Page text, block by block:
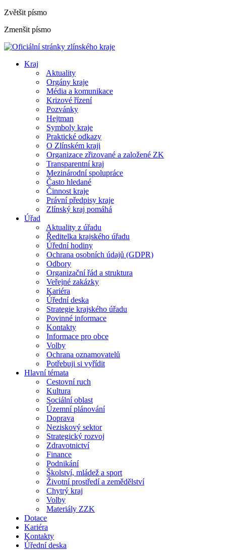
Zvětšit písmo
Zmenšit písmo
Kraj
Aktuality
Orgány kraje
Média a komunikace
Krizové řízení
Pozvánky
Hejtman
Symboly kraje
Praktické odkazy
O Zlínském kraji
Organizace zřizované a založené ZK
Transparentní kraj
Mezinárodní spolupráce
Často hledané
Činnost kraje
Právní předpisy kraje
Zlínský kraj pomáhá
Úřad
Aktuality z úřadu
Ředitelka krajského úřadu
Úřední hodiny
Ochrana osobních údajů (GDPR)
Odbory
Organizační řád a struktura
Veřejné zakázky
Kariéra
Úřední deska
Strategie krajského úřadu
Povinné informace
Kontakty
Informace pro obce
Volby
Ochrana oznamovatelů
Potřebuji si vyřídit
Hlavní témata
Cestovní ruch
Kultura
Sociální oblast
Územní plánování
Doprava
Neziskový sektor
Strategický rozvoj
Zdravotnictví
Finance
Podnikání
Školství, mládež a sport
Životní prostředí a zemědělství
Chytrý kraj
Volby
Materiály ZZK
Dotace
Kariéra
Kontakty
Úřední deska